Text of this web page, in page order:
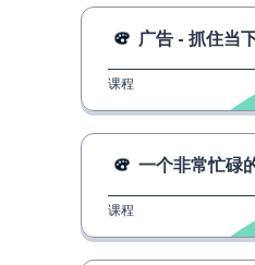
广告 - 抓住当
课程
一个非常忙碌
课程